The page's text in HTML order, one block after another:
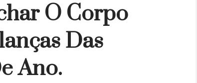
O Corpo
Das
Ano.